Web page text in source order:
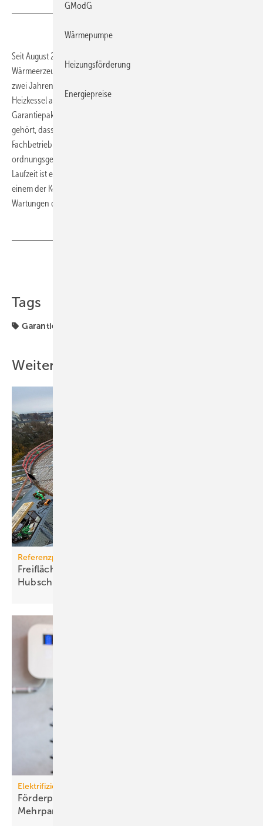
Seit August 2018 bietet Rotex eine erweiterte Garantie für alle seine
Wärmeerzeuger an. Zusätzlich zur bisherigen Herstellergarantie von
zwei Jahren kann die Garantiezeit für alle Rotex-Wärmepumpen und -
Heizkessel auf fünf Jahre verlängert werden. Für das erweiterte
Garantiepaket sind nur wenige Voraussetzungen zu erfüllen. Dazu
gehört, dass das Produkt in Deutschland durch einen qualifizierten
Fachbetrieb in Betrieb genommen und die Rotex-Garantie
ordnungsgemäß bei Rotex aktiviert wird. Und über die komplette
Laufzeit ist ein Wartungsvertrag mit dem Werkskundendienst oder
einem der KompetenzPartner abzuschließen, um die jährlich fälligen
Wartungen durchzuführen.
Tags
Garantie
Weitere Inhalte
Referenzprojekt
Freiflächenheizung für ganz­jäh­rige
Hub­schrau­ber­lan­dun­gen
Elektrifizierung
Förderprogramm: Lade­infra­struk­tur an
Mehr­par­tei­en­häu­sern
GModG
Wärmepumpe
Heizungsförderung
Energiepreise